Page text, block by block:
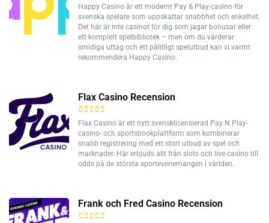
Happy Casino är ett modernt Pay & Play-casino för
svenska spelare som uppskattar snabbhet och enkelhet.
Det här är inte casinot för dig som jagar bonusar eller
ett komplett spelbibliotek – men om du värderar
smidiga uttag och ett pålitligt spelutbud kan vi varmt
rekommendera Happy Casino.
Flax Casino Recension
Flax Casino är ett nytt svensklicensierad Pay N Play-
casino- och sportsbookplattform som kombinerar
snabb registrering med ett stort utbud av spel och
marknader. Här erbjuds allt från slots och live casino till
odds på de största sportevenemangen i världen.
Frank och Fred Casino Recension